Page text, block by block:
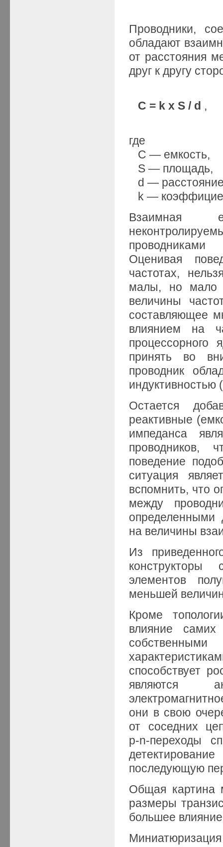
Проводники,
обладают
от расстояния
друг к другу
C = k x S / d ,
где
С — емкость,
S — площадь,
d —
k —
Взаимная
проводниками
Оценивая
частотах,
малы, но мало
величины
составляющее
влиянием на
процессорного
принять во
проводник
индуктивностью
Остается
реактивные
импеданса
проводников,
поведение
ситуация
вспомнить, что
между
определенными
на величины
Из
конструкторы
элементов
меньшей
Кроме
влияние
способствует
являются
они в свою
от соседних
p‑n‑переходы
последующую
Общая картина
размеры
большее